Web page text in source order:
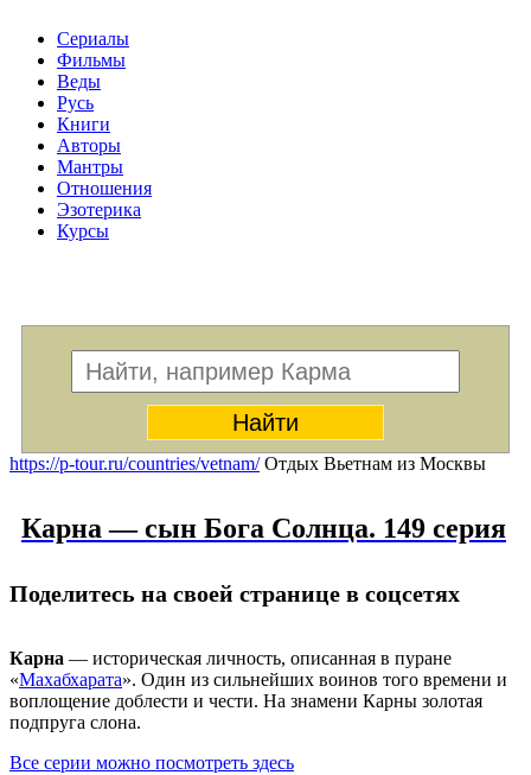
Сериалы
Фильмы
Веды
Русь
Книги
Авторы
Мантры
Отношения
Эзотерика
Курсы
https://p-tour.ru/countries/vetnam/Отдых Вьетнам из Москвы
Карна — сын Бога Солнца. 149 серия
Поделитесь на своей странице в соцсетях
Карна — историческая личность, описанная в пуране
«Махабхарата». Один из сильнейших воинов того времени и
воплощение доблести и чести. На знамени Карны золотая
подпруга слона.
Все серии можно посмотреть здесь